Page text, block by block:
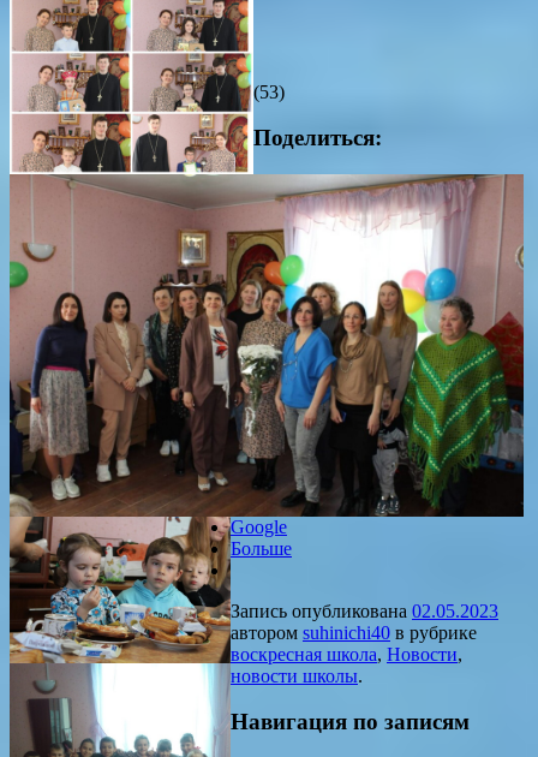
(53)
Поделиться:
Google
Больше
Запись опубликована 02.05.2023
автором suhinichi40 в рубрике
воскресная школа, Новости,
новости школы.
Навигация по записям